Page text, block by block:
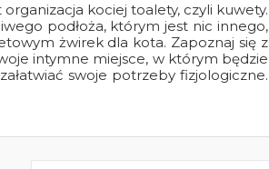
kociej toalety, czyli kuwety.
podłoża, którym jest nic innego,
żwirek dla kota. Zapoznaj się z
intymne miejsce, w którym będzie
swoje potrzeby fizjologiczne.